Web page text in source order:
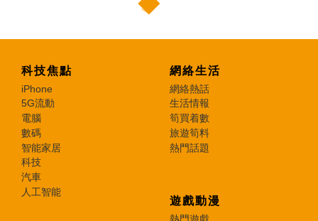
科技焦點
iPhone
5G流動
電腦
數碼
智能家居
科技
汽車
人工智能
網絡生活
網絡熱話
生活情報
筍買着數
旅遊筍料
熱門話題
遊戲動漫